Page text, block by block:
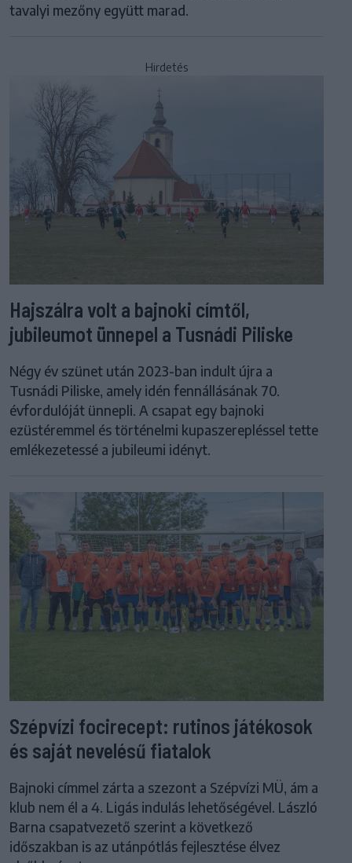
tavalyi mezőny együtt marad.
Hirdetés
Hajszálra volt a bajnoki címtől,
jubileumot ünnepel a Tusnádi Piliske
Négy év szünet után 2023-ban indult újra a
Tusnádi Piliske, amely idén fennállásának 70.
évfordulóját ünnepli. A csapat egy bajnoki
ezüstéremmel és történelmi kupaszerepléssel tette
emlékezetessé a jubileumi idényt.
Szépvízi focirecept: rutinos játékosok
és saját nevelésű fiatalok
Bajnoki címmel zárta a szezont a Szépvízi MÜ, ám a
klub nem él a 4. Ligás indulás lehetőségével. László
Barna csapatvezető szerint a következő
időszakban is az utánpótlás fejlesztése élvez